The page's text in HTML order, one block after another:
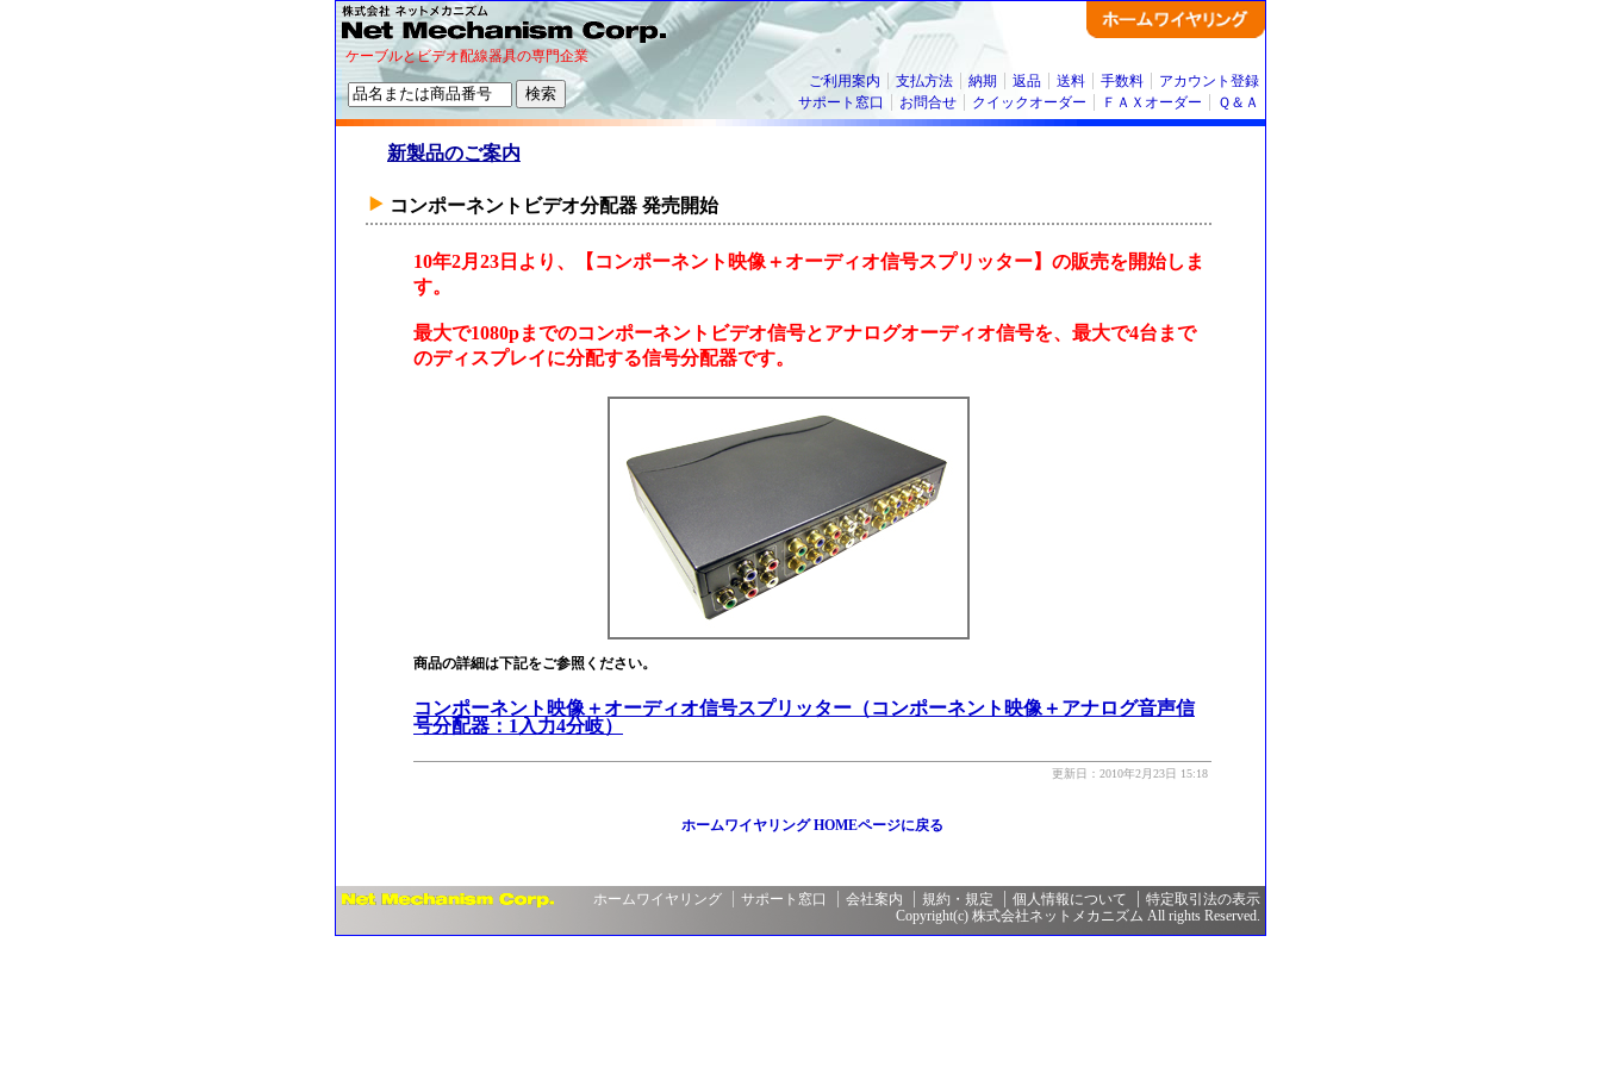
ケーブルとビデオ配線器具の専門企業
ご利用案内
支払方法 納期 返品 送料 手数料
アカウント登録
サポート窓口
お問合せ クイックオーダー ＦＡＸオーダー Ｑ＆Ａ
新製品のご案内
コンポーネントビデオ分配器 発売開始
10年2月23日より、【コンポーネント映像＋オーディオ信号スプリッター】の販売を開始しま
す。
最大で1080pまでのコンポーネントビデオ信号とアナログオーディオ信号を、最大で4台まで
のディスプレイに分配する信号分配器です。
商品の詳細は下記をご参照ください。
コンポーネント映像＋オーディオ信号スプリッター（コンポーネント映像＋アナログ音声信
号分配器：1入力4分岐）
更新日：2010年2月23日 15:18
ホームワイヤリング HOMEページに戻る
ホームワイヤリング サポート窓口 会社案内 規約・規定 個人情報について
特定取引法の表示
Copyright(c) 株式会社ネットメカニズム All rights Reserved.